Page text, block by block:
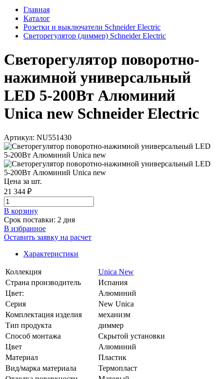
Главная
Каталог
Розетки и выключатели Schneider Electric
Светорегулятор (диммер) Schneider Electric
Светорегулятор поворотно-
нажимной универсальный
LED 5-200Вт Алюминий
Unica new Schneider Electric
Артикул: NU551430
Цена за шт.
21 344 ₽
В корзинy
Срок поставки: 2 дня
В избранное
Оставить заявку на расчет
Характеристики
Коллекция
Unica New
Страна производитель
Испания
Цвет:
Алюминий
Серия
New Unica
Комплектация изделия
механизм
Тип продукта
диммер
Способ монтажа
Скрытой установки
Цвет
Алюминий
Материал
Пластик
Вид/марка материала
Термопласт